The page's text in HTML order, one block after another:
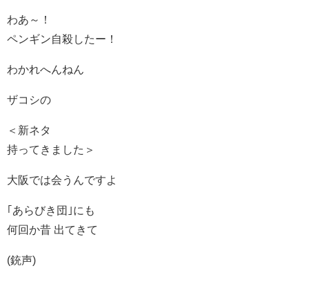
わあ～！
ペンギン自殺したー！
わかれへんねん
ザコシの
＜新ネタ
持ってきました＞
大阪では会うんですよ
｢あらびき団｣にも
何回か昔 出てきて
(銃声)